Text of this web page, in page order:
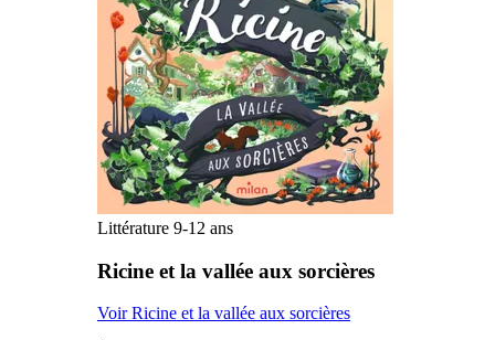
Littérature 9-12 ans
Ricine et la vallée aux sorcières
Voir Ricine et la vallée aux sorcières